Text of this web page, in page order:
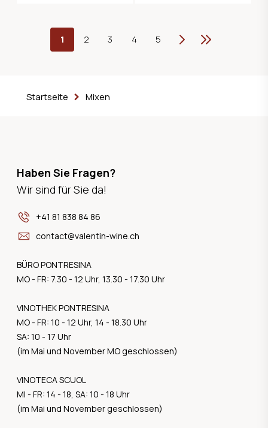
1 2 3 4 5 Weiter Letzte
Startseite Mixen
Haben Sie Fragen?
Wir sind für Sie da!
+41 81 838 84 86
contact@valentin-wine.ch
BÜRO PONTRESINA
MO - FR: 7.30 - 12 Uhr, 13.30 - 17.30 Uhr
VINOTHEK PONTRESINA
MO - FR: 10 - 12 Uhr, 14 - 18.30 Uhr
SA: 10 - 17 Uhr
(im Mai und November MO geschlossen)
VINOTECA SCUOL
MI - FR: 14 - 18, SA: 10 - 18 Uhr
(im Mai und November geschlossen)